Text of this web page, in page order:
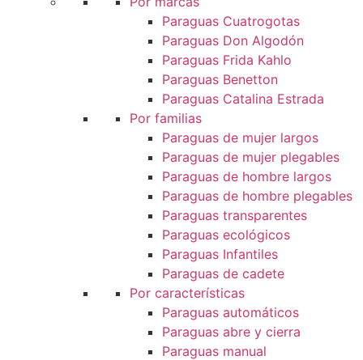
Paraguas Cuatrogotas
Paraguas Don Algodón
Paraguas Frida Kahlo
Paraguas Benetton
Paraguas Catalina Estrada
Por familias
Paraguas de mujer largos
Paraguas de mujer plegables
Paraguas de hombre largos
Paraguas de hombre plegables
Paraguas transparentes
Paraguas ecológicos
Paraguas Infantiles
Paraguas de cadete
Por características
Paraguas automáticos
Paraguas abre y cierra
Paraguas manual